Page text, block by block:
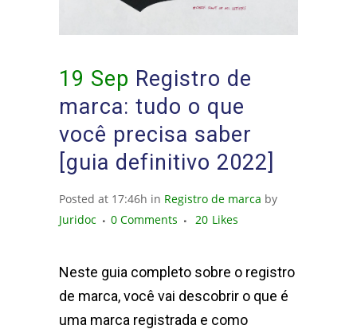
19 Sep Registro de
marca: tudo o que
você precisa saber
[guia definitivo 2022]
Posted at 17:46h in Registro de marca by
Juridoc
0 Comments 20 Likes
Neste guia completo sobre o registro
de marca, você vai descobrir o que é
uma marca registrada e como